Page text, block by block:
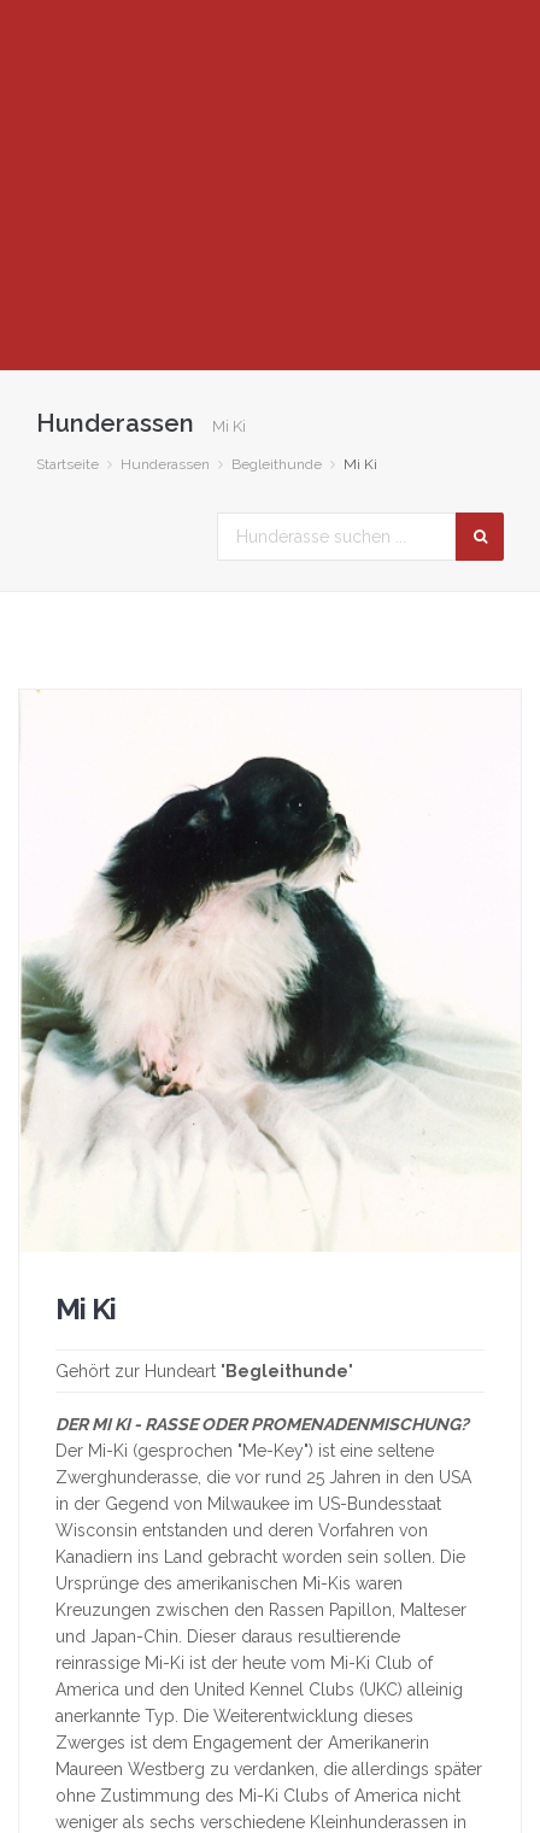
Hunderassen Mi Ki
Startseite Hunderassen Begleithunde Mi Ki
Mi Ki
Gehört zur Hundeart "Begleithunde"
DER MI KI - RASSE ODER PROMENADENMISCHUNG?
Der Mi-Ki (gesprochen "Me-Key") ist eine seltene
Zwerghunderasse, die vor rund 25 Jahren in den USA
in der Gegend von Milwaukee im US-Bundesstaat
Wisconsin entstanden und deren Vorfahren von
Kanadiern ins Land gebracht worden sein sollen. Die
Ursprünge des amerikanischen Mi-Kis waren
Kreuzungen zwischen den Rassen Papillon, Malteser
und Japan-Chin. Dieser daraus resultierende
reinrassige Mi-Ki ist der heute vom Mi-Ki Club of
America und den United Kennel Clubs (UKC) alleinig
anerkannte Typ. Die Weiterentwicklung dieses
Zwerges ist dem Engagement der Amerikanerin
Maureen Westberg zu verdanken, die allerdings später
ohne Zustimmung des Mi-Ki Clubs of America nicht
weniger als sechs verschiedene Kleinhunderassen in